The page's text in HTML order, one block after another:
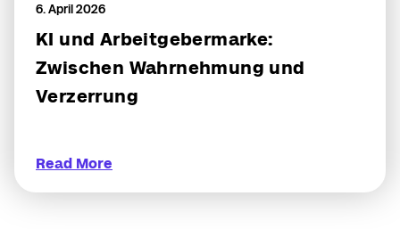
6. April 2026
KI und Arbeitgebermarke:
Zwischen Wahrnehmung und
Verzerrung
Read More